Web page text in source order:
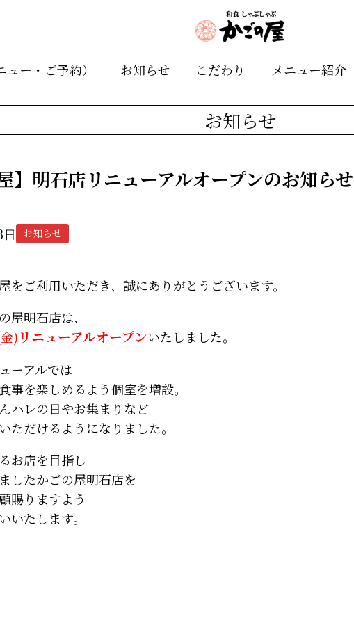
ー・ご予約） お知らせ こだわり メニュー紹介
お知らせ
】明石店リニューアルオープンのお知らせ
お知らせ
をご利用いただき、誠にありがとうございます。
屋明石店は、
)リニューアルオープンいたしました。
ーアルでは
事を楽しめるよう個室を増設。
ハレの日やお集まりなど
ただけるようになりました。
お店を目指し
したかごの屋明石店を
賜りますよう
いたします。